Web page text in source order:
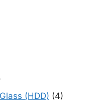
(HDD) (4)